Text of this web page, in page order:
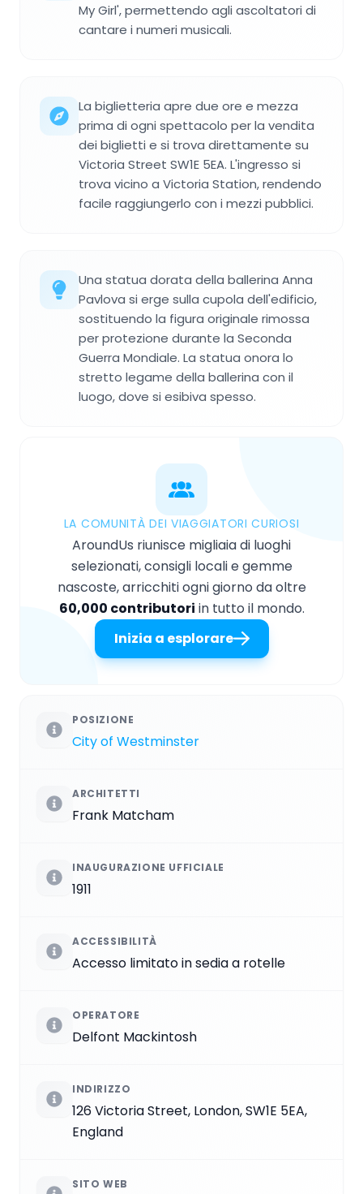
My Girl', permettendo agli ascoltatori di
cantare i numeri musicali.
La biglietteria apre due ore e mezza
prima di ogni spettacolo per la vendita
dei biglietti e si trova direttamente su
Victoria Street SW1E 5EA. L'ingresso si
trova vicino a Victoria Station, rendendo
facile raggiungerlo con i mezzi pubblici.
Una statua dorata della ballerina Anna
Pavlova si erge sulla cupola dell'edificio,
sostituendo la figura originale rimossa
per protezione durante la Seconda
Guerra Mondiale. La statua onora lo
stretto legame della ballerina con il
luogo, dove si esibiva spesso.
LA COMUNITÀ DEI VIAGGIATORI CURIOSI
AroundUs riunisce migliaia di luoghi
selezionati, consigli locali e gemme
nascoste, arricchiti ogni giorno da oltre
60,000 contributori in tutto il mondo.
Inizia a esplorare
POSIZIONE
City of Westminster
ARCHITETTI
Frank Matcham
INAUGURAZIONE UFFICIALE
1911
ACCESSIBILITÀ
Accesso limitato in sedia a rotelle
OPERATORE
Delfont Mackintosh
INDIRIZZO
126 Victoria Street, London, SW1E 5EA,
England
SITO WEB